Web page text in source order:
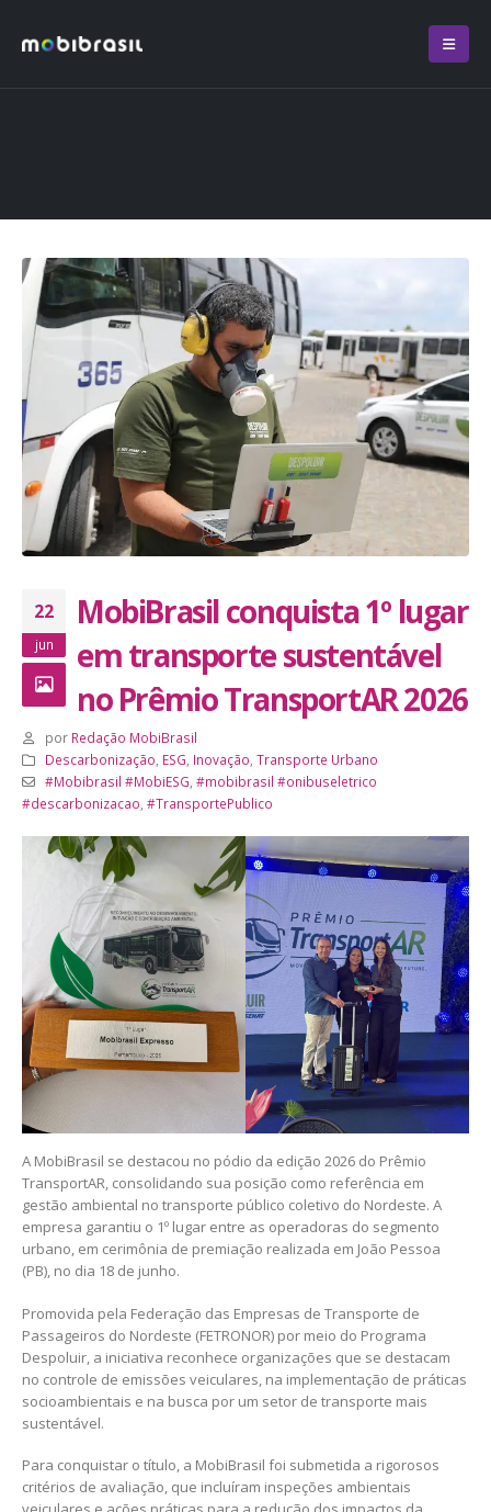
22
jun
MobiBrasil conquista 1º lugar
em transporte sustentável
no Prêmio TransportAR 2026
por Redação MobiBrasil
Descarbonização ESG Inovação Transporte Urbano
#Mobibrasil #MobiESG #mobibrasil #onibuseletrico
#descarbonizacao #TransportePublico
A MobiBrasil se destacou no pódio da edição 2026 do Prêmio
TransportAR, consolidando sua posição como referência em
gestão ambiental no transporte público coletivo do Nordeste. A
empresa garantiu o 1º lugar entre as operadoras do segmento
urbano, em cerimônia de premiação realizada em João Pessoa
(PB), no dia 18 de junho.
Promovida pela Federação das Empresas de Transporte de
Passageiros do Nordeste (FETRONOR) por meio do Programa
Despoluir, a iniciativa reconhece organizações que se destacam
no controle de emissões veiculares, na implementação de práticas
socioambientais e na busca por um setor de transporte mais
sustentável.
Para conquistar o título, a MobiBrasil foi submetida a rigorosos
critérios de avaliação, que incluíram inspeções ambientais